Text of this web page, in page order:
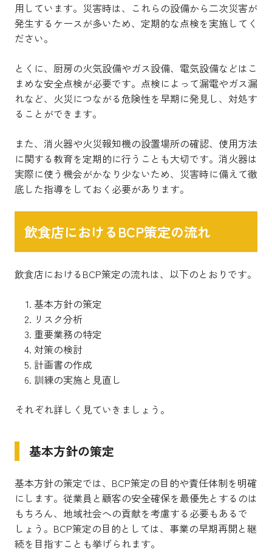
用しています。災害時は、これらの設備から二次災害が
発生するケースが多いため、定期的な点検を実施してく
ださい。
とくに、厨房の火気設備やガス設備、電気設備などはこ
まめな安全点検が必要です。点検によって漏電やガス漏
れなど、火災につながる危険性を早期に発見し、対処す
ることができます。
また、消火器や火災報知機の設置場所の確認、使用方法
に関する教育を定期的に行うことも大切です。消火器は
実際に使う機会がかなり少ないため、災害時に備えて徹
底した指導をしておく必要があります。
飲食店におけるBCP策定の流れ
飲食店におけるBCP策定の流れは、以下のとおりです。
基本方針の策定
リスク分析
重要業務の特定
対策の検討
計画書の作成
訓練の実施と見直し
それぞれ詳しく見ていきましょう。
基本方針の策定
基本方針の策定では、BCP策定の目的や責任体制を明確
にします。従業員と顧客の安全確保を最優先とするのは
もちろん、地域社会への貢献を考慮する必要もあるで
しょう。BCP策定の目的としては、事業の早期再開と継
続を目指すことも挙げられます。